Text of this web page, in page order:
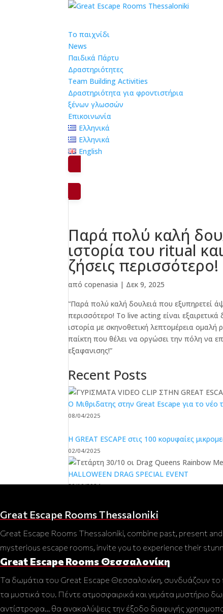
Το παιχνίδι
News
Παιδικά Πάρτυ
Δραστηριότητες
Team Building Activities
Δραστηριότητα για φροντιστήρια
ξένων γλωσσών
Επικοινωνία
Ελληνικά
Ελληνικά
English
Παρά πολύ καλή
ιστορία του ritual
ζήσεις περισσότερο!
απόcopenasia | Δεκ 9, 2025
“Παρά πολύ καλή δουλειά που εξυπηρετεί
περισσότερο! Το live acting είναι
ιστορία με σκηνοθετική λεπτομέρεια
παίκτη που θέλει να οργώσει την πόλη να
εξαφανισης!”
Recent Posts
O Μιθριδατης στην Great Escape για το νέο
08/04/2025
Η GREAT ESCAPE στις 100 κορυφαίες
02/04/2025
HALLOWEEN DRAG SPECIAL EVENT
30/10/2024
Great Escape Rooms Thessaloniki
Great Escape Rooms Thessaloniki, combine past, present
mysterious escape rooms, invite you to experience their
Great Escape Rooms Θεσσαλονίκη
Τα δωμάτια του Great Escape Θεσσαλονίκη, συνδυάζουν το
τα μυστικά του. Πέντε ατμοσφαιρικά και γεμάτα μυστήριο
αντίστροφα… θα ανακαλύψεις την έξοδο διαφυγής